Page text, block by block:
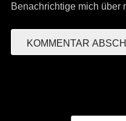
Benachrichtige mich über